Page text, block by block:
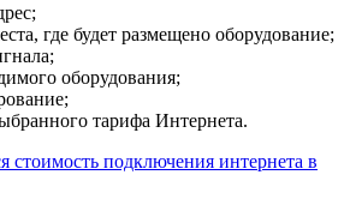
где будет размещено оборудование;
оборудования;
тарифа Интернета.
стоимость подключения интернета в